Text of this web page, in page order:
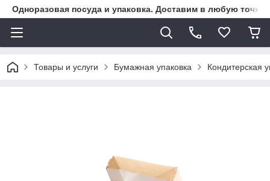
Одноразовая посуда и упаковка. Доставим в любую точку
Товары и услуги Бумажная упаковка Кондитерская